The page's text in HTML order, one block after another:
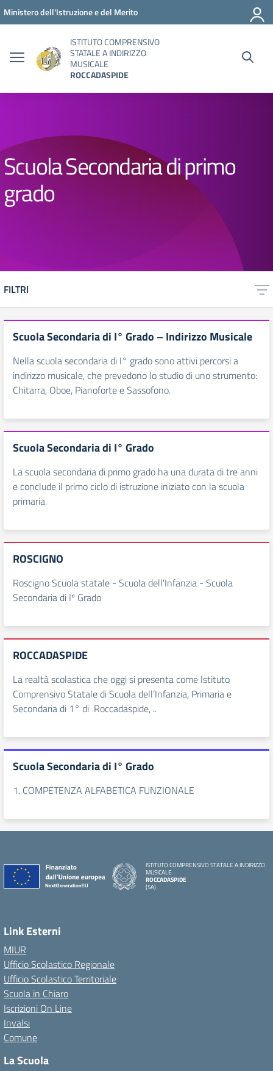
Vai ai contenuti
Vai al menu di navigazione
Vai al footer
Ministero dell'Istruzione e del Merito
ISTITUTO COMPRENSIVO
STATALE A INDIRIZZO
MUSICALE
ROCCADASPIDE
Scuola Secondaria di primo
grado
FILTRI
Scuola Secondaria di I° Grado – Indirizzo Musicale
Nella scuola secondaria di I° grado sono attivi percorsi a
indirizzo musicale, che prevedono lo studio di uno strumento:
Chitarra, Oboe, Pianoforte e Sassofono.
Scuola Secondaria di I° Grado
La scuola secondaria di primo grado ha una durata di tre anni
e conclude il primo ciclo di istruzione iniziato con la scuola
primaria.
ROSCIGNO
Roscigno Scuola statale - Scuola dell'Infanzia - Scuola
Secondaria di Iº Grado
ROCCADASPIDE
La realtà scolastica che oggi si presenta come Istituto
Comprensivo Statale di Scuola dell’Infanzia, Primaria e
Secondaria di 1° di Roccadaspide, ..
Scuola Secondaria di I° Grado
1. COMPETENZA ALFABETICA FUNZIONALE
ISTITUTO COMPRENSIVO STATALE A INDIRIZZO
MUSICALE
ROCCADASPIDE
(SA)
Link Esterni
MIUR
Ufficio Scolastico Regionale
Ufficio Scolastico Territoriale
Scuola in Chiaro
Iscrizioni On Line
Invalsi
Comune
La Scuola